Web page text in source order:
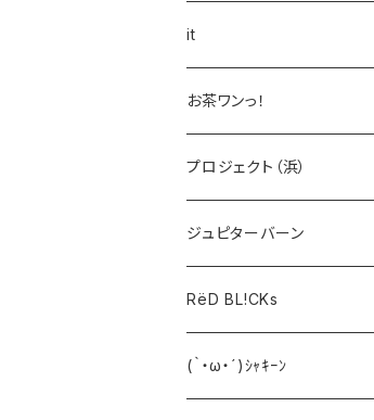
it
お茶ワンっ！
プロジェクト（浜）
ジュピターバーン
RëD BL!CKs
(｀・ω・´)ｼｬｷｰﾝ